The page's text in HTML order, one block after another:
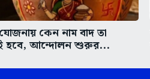
যোজনায় কেন নাম বাদ তা
হবে, আন্দোলন শুরুর...